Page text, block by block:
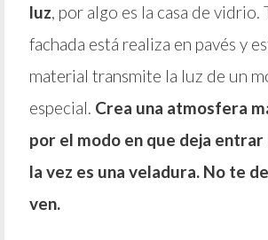
luz, por algo es la casa de vidrio.
fachada está realiza en pavés y
material transmite la luz de un
especial. Crea una atmosfera
por el modo en que deja entrar
la vez es una veladura. No te
ven.